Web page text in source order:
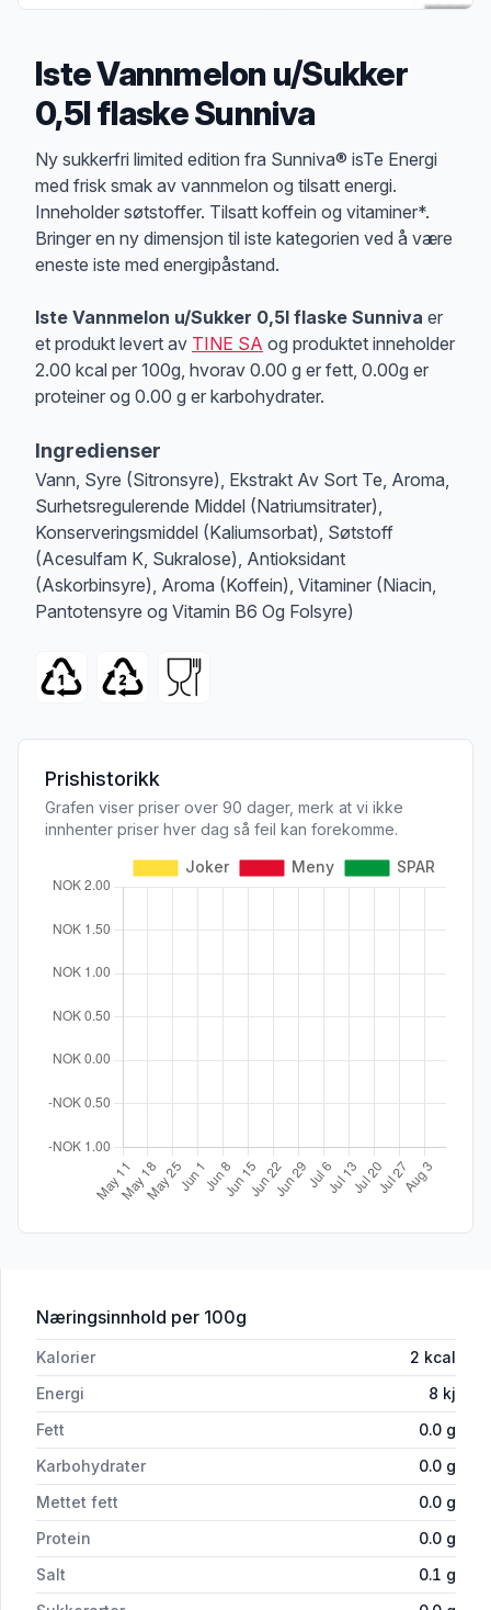
Iste Vannmelon u/Sukker
0,5l flaske Sunniva
Produktbeskrivelse
Ny sukkerfri limited edition fra Sunniva® isTe Energi
med frisk smak av vannmelon og tilsatt energi.
Inneholder søtstoffer. Tilsatt koffein og vitaminer*.
Bringer en ny dimensjon til iste kategorien ved å være
eneste iste med energipåstand.
Iste Vannmelon u/Sukker 0,5l flaske Sunniva er
et produkt levert av TINE SA og produktet inneholder
2.00 kcal per 100g, hvorav 0.00 g er fett, 0.00g er
proteiner og 0.00 g er karbohydrater.
Ingredienser
Vann, Syre (Sitronsyre), Ekstrakt Av Sort Te, Aroma,
Surhetsregulerende Middel (Natriumsitrater),
Konserveringsmiddel (Kaliumsorbat), Søtstoff
(Acesulfam K, Sukralose), Antioksidant
(Askorbinsyre), Aroma (Koffein), Vitaminer (Niacin,
Pantotensyre og Vitamin B6 Og Folsyre)
Prishistorikk
Grafen viser priser over 90 dager, merk at vi ikke
innhenter priser hver dag så feil kan forekomme.
Næringsinnhold for 'Iste Vannmelon u/Sukker 0,5l
per 100g
Kalorier 2 kcal
Energi
8 kj
Fett
0.0 g
Karbohydrater
0.0 g
Mettet fett
0.0 g
Protein
0.0 g
Salt
0.1 g